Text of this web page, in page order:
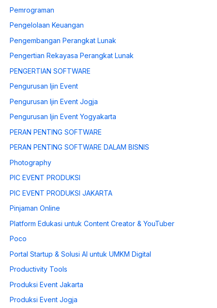
Pemrograman
Pengelolaan Keuangan
Pengembangan Perangkat Lunak
Pengertian Rekayasa Perangkat Lunak
PENGERTIAN SOFTWARE
Pengurusan Ijin Event
Pengurusan Ijin Event Jogja
Pengurusan Ijin Event Yogyakarta
PERAN PENTING SOFTWARE
PERAN PENTING SOFTWARE DALAM BISNIS
Photography
PIC EVENT PRODUKSI
PIC EVENT PRODUKSI JAKARTA
Pinjaman Online
Platform Edukasi untuk Content Creator & YouTuber
Poco
Portal Startup & Solusi AI untuk UMKM Digital
Productivity Tools
Produksi Event Jakarta
Produksi Event Jogja